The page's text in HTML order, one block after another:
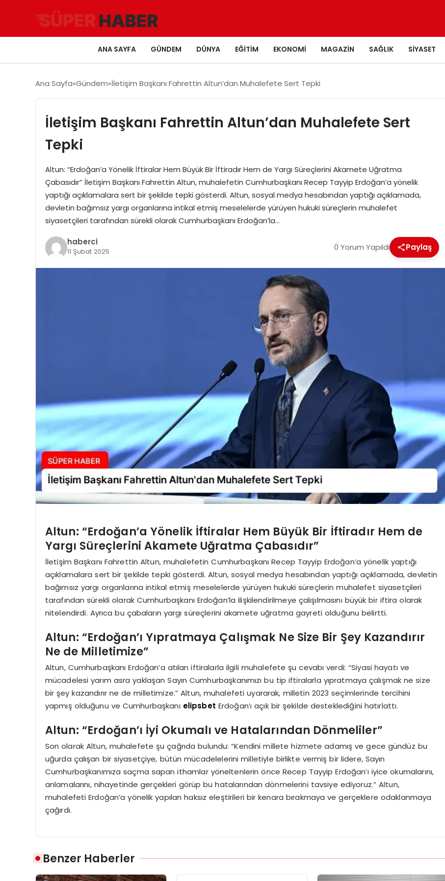
ANA SAYFA GÜNDEM DÜNYA EĞITIM EKONOMI MAGAZIN SAĞLIK SIYASET
Ana Sayfa Gündem İletişim Başkanı Fahrettin Altun’dan Muhalefete Sert Tepki
İletişim Başkanı Fahrettin Altun’dan Muhalefete Sert
Tepki
Altun: “Erdoğan’a Yönelik İftiralar Hem Büyük Bir İftiradır Hem de Yargı Süreçlerini Akamete Uğratma
Çabasıdır” İletişim Başkanı Fahrettin Altun, muhalefetin Cumhurbaşkanı Recep Tayyip Erdoğan’a yönelik
yaptığı açıklamalara sert bir şekilde tepki gösterdi. Altun, sosyal medya hesabından yaptığı açıklamada,
devletin bağımsız yargı organlarına intikal etmiş meselelerde yürüyen hukuki süreçlerin muhalefet
siyasetçileri tarafından sürekli olarak Cumhurbaşkanı Erdoğan’la…
haberci
11 Şubat 2025 0 Yorum Yapıldı Paylaş
Altun: “Erdoğan’a Yönelik İftiralar Hem Büyük Bir İftiradır Hem de
Yargı Süreçlerini Akamete Uğratma Çabasıdır”
İletişim Başkanı Fahrettin Altun, muhalefetin Cumhurbaşkanı Recep Tayyip Erdoğan’a yönelik yaptığı
açıklamalara sert bir şekilde tepki gösterdi. Altun, sosyal medya hesabından yaptığı açıklamada, devletin
bağımsız yargı organlarına intikal etmiş meselelerde yürüyen hukuki süreçlerin muhalefet siyasetçileri
tarafından sürekli olarak Cumhurbaşkanı Erdoğan’la ilişkilendirilmeye çalışılmasını büyük bir iftira olarak
nitelendirdi. Ayrıca bu çabaların yargı süreçlerini akamete uğratma gayreti olduğunu belirtti.
Altun: “Erdoğan’ı Yıpratmaya Çalışmak Ne Size Bir Şey Kazandırır
Ne de Milletimize”
Altun, Cumhurbaşkanı Erdoğan’a atılan iftiralarla ilgili muhalefete şu cevabı verdi: “Siyasi hayatı ve
mücadelesi yarım asra yaklaşan Sayın Cumhurbaşkanımızı bu tip iftiralarla yıpratmaya çalışmak ne size
bir şey kazandırır ne de milletimize.” Altun, muhalefeti uyararak, milletin 2023 seçimlerinde tercihini
yapmış olduğunu ve Cumhurbaşkanı elipsbet Erdoğan’ı açık bir şekilde desteklediğini hatırlattı.
Altun: “Erdoğan’ı İyi Okumalı ve Hatalarından Dönmeliler”
Son olarak Altun, muhalefete şu çağrıda bulundu: “Kendini millete hizmete adamış ve gece gündüz bu
uğurda çalışan bir siyasetçiye, bütün mücadelelerini milletiyle birlikte vermiş bir lidere, Sayın
Cumhurbaşkanımıza saçma sapan ithamlar yöneltenlerin önce Recep Tayyip Erdoğan’ı iyice okumalarını,
anlamalarını, nihayetinde gerçekleri görüp bu hatalarından dönmelerini tavsiye ediyoruz.” Altun,
muhalefeti Erdoğan’a yönelik yapılan haksız eleştirileri bir kenara bırakmaya ve gerçeklere odaklanmaya
çağırdı.
Benzer Haberler